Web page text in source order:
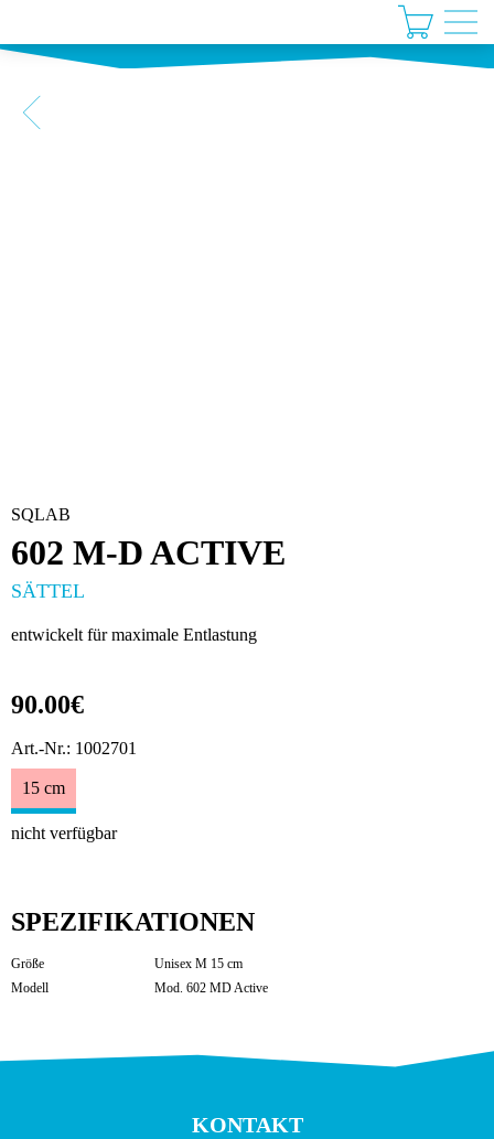
SQLAB
602 M-D ACTIVE
SÄTTEL
entwickelt für maximale Entlastung
90.00€
Art.-Nr.: 1002701
15 cm
nicht verfügbar
SPEZIFIKATIONEN
Größe
Unisex M 15 cm
Modell
Mod. 602 MD Active
KONTAKT